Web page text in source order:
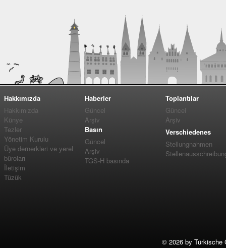
Hakkımızda
Hakkımızda
Künye
Tezler
Yönetim Kurulu
Üye dernerkleri ve yerel
büroları
İletişim
Tüzük
Haberler
Güncel
Arşiv
Basın
Güncel
Arşiv
TGS-H basında
Toplantılar
Güncel
Arşiv
Verschiedenes
Stellungnahmen
© 2026 by Türkische